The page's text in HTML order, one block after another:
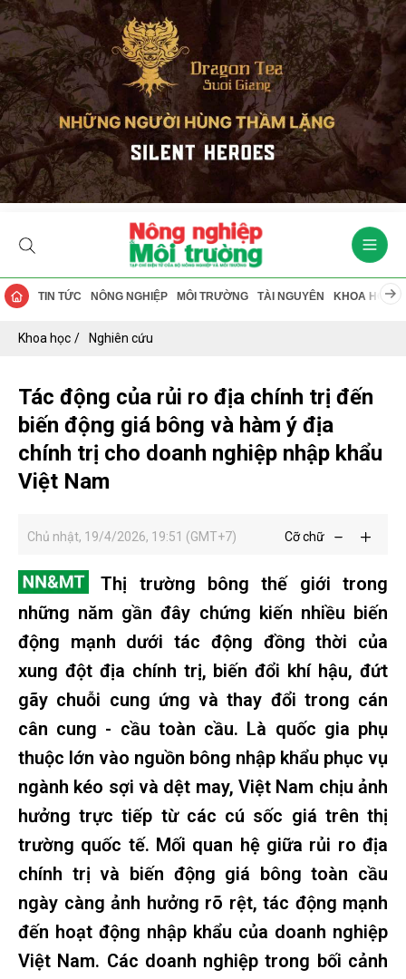
TIN TỨC NÔNG NGHIỆP MÔI TRƯỜNG TÀI NGUYÊN KHOA HỌC
Khoa học Nghiên cứu
Tác động của rủi ro địa chính trị đến
biến động giá bông và hàm ý địa
chính trị cho doanh nghiệp nhập khẩu
Việt Nam
Chủ nhật, 19/4/2026, 19:51 (GMT+7) Cỡ chữ
Thị trường bông thế giới trong
những năm gần đây chứng kiến nhiều biến
động mạnh dưới tác động đồng thời của
xung đột địa chính trị, biến đổi khí hậu, đứt
gãy chuỗi cung ứng và thay đổi trong cán
cân cung - cầu toàn cầu. Là quốc gia phụ
thuộc lớn vào nguồn bông nhập khẩu phục vụ
ngành kéo sợi và dệt may, Việt Nam chịu ảnh
hưởng trực tiếp từ các cú sốc giá trên thị
trường quốc tế. Mối quan hệ giữa rủi ro địa
chính trị và biến động giá bông toàn cầu
ngày càng ảnh hưởng rõ rệt, tác động mạnh
đến hoạt động nhập khẩu của doanh nghiệp
Việt Nam. Các doanh nghiệp trong bối cảnh